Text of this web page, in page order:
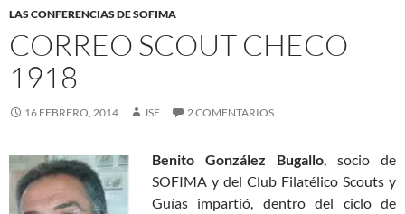
LAS CONFERENCIAS DE SOFIMA
CORREO SCOUT CHECO
1918
16 FEBRERO, 2014 JSF 2 COMENTARIOS
Benito González Bugallo , socio de
SOFIMA y del Club Filatélico Scouts y
Guías impartió, dentro del ciclo de